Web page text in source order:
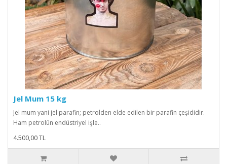
Jel Mum 15 kg
Jel mum yani jel parafin; petrolden elde edilen bir parafin çeşididir.
Ham petrolün endüstriyel işle..
4.500,00 TL